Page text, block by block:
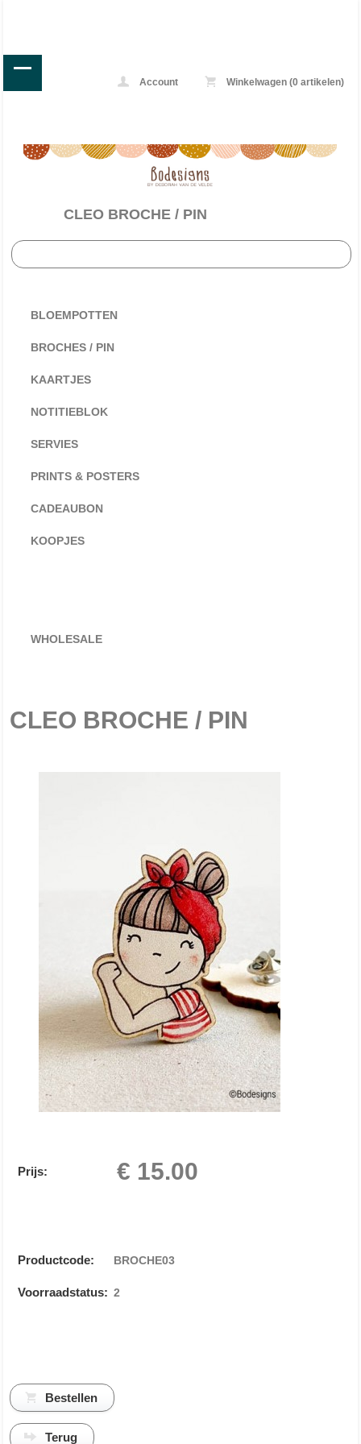
Account Winkelwagen (0 artikelen)
CLEO BROCHE / PIN
BLOEMPOTTEN
BROCHES / PIN
KAARTJES
NOTITIEBLOK
SERVIES
PRINTS & POSTERS
CADEAUBON
KOOPJES
WHOLESALE
CLEO BROCHE / PIN
Prijs: € 15.00
Productcode: BROCHE03
Voorraadstatus: 2
Terug